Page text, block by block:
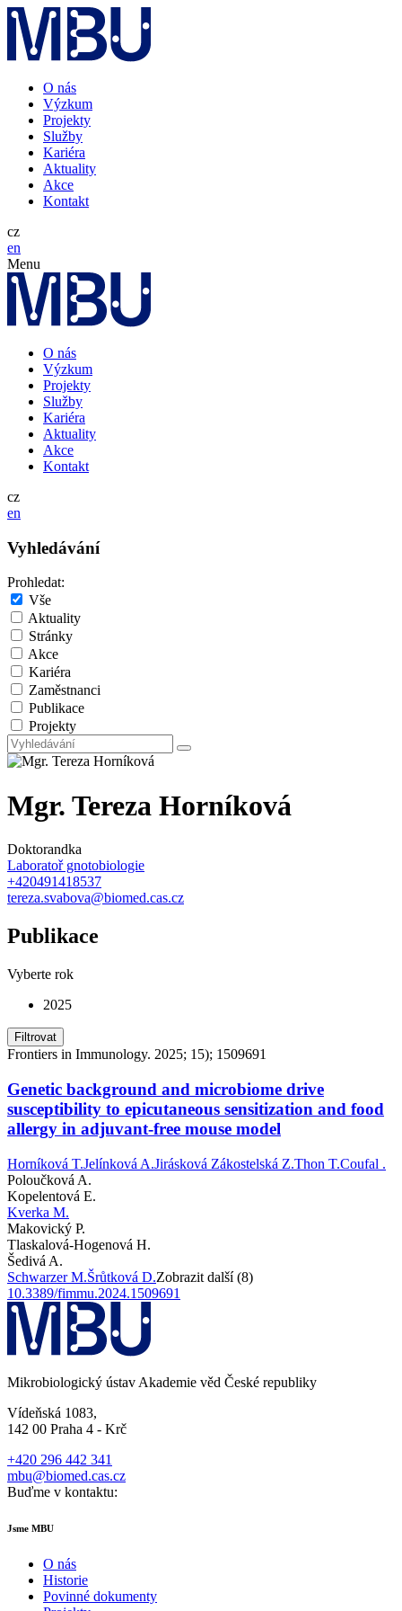
O nás
Výzkum
Projekty
Služby
Kariéra
Aktuality
Akce
Kontakt
cz
en
Menu
O nás
Výzkum
Projekty
Služby
Kariéra
Aktuality
Akce
Kontakt
cz
en
Vyhledávání
Prohledat:
Vše
Aktuality
Stránky
Akce
Kariéra
Zaměstnanci
Publikace
Projekty
Mgr. Tereza Horníková
Doktorandka
Laboratoř gnotobiologie
+420491418537
tereza.svabova@biomed.cas.cz
Publikace
Vyberte rok
2025
Filtrovat
Frontiers in Immunology. 2025; 15); 1509691
Genetic background and microbiome drive
susceptibility to epicutaneous sensitization and food
allergy in adjuvant-free mouse model
Horníková T.Jelínková A.Jirásková Zákostelská Z.Thon T.Coufal .
Poloučková A.
Kopelentová E.
Kverka M.
Makovický P.
Tlaskalová-Hogenová H.
Šedivá A.
Schwarzer M.Šrůtková D.Zobrazit další (8)
10.3389/fimmu.2024.1509691
Mikrobiologický ústav Akademie věd České republiky
Vídeňská 1083,
142 00 Praha 4 - Krč
+420 296 442 341
mbu@biomed.cas.cz
Buďme v kontaktu:
Jsme MBU
O nás
Historie
Povinné dokumenty